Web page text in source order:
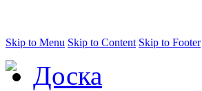
Skip to Menu Skip to Content Skip to Footer
Доска